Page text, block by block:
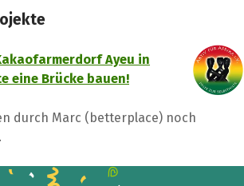
Ayeu in
eine Brücke bauen!
durch Marc (betterplace) noch